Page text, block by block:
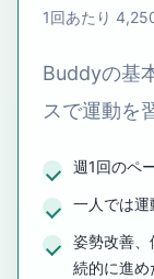
1回あたり
Buddyの基
スで運動を
週1回のペ
一人では
姿勢改善
続的に進め